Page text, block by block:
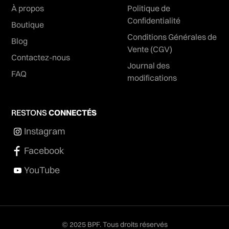
À propos
Boutique
Blog
Contactez-nous
FAQ
Politique de
Confidentialité
Conditions Générales de
Vente (CGV)
Journal des
modifications
RESTONSCONNECTÉS
Instagram
Facebook
YouTube
© 2025 BPF. Tous droits réservés